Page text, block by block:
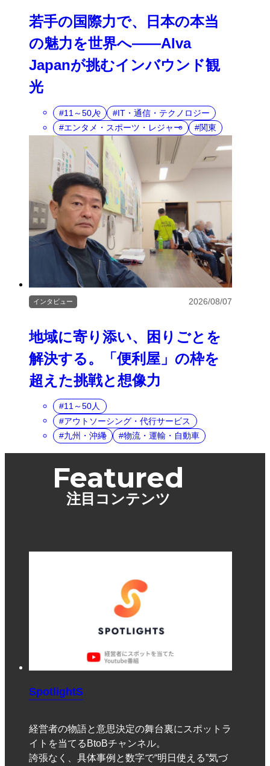
若手の国際力で、日本の本当
の魅力を世界へ――Alva
Japanが挑むインバウンド観
光
11～50人
IT・通信・テクノロジー
エンタメ・スポーツ・レジャー
関東
地域に寄り添い、困りごとを
解決する。「便利屋」の枠を
超えた挑戦と想像力
インタビュー 2026/08/07
11～50人
アウトソーシング・代行サービス
九州・沖縄
物流・運輸・自動車
Featured
注目コンテンツ
SpotlightS
経営者の物語と意思決定の舞台裏にスポットラ
イトを当てるBtoBチャンネル。
誇張なく、具体事例と数字で“明日使える”気づ